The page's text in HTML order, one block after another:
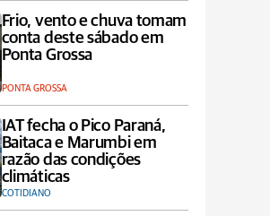
Frio, vento e chuva tomam
conta deste sábado em
Ponta Grossa
PONTA GROSSA
IAT fecha o Pico Paraná,
Baitaca e Marumbi em
razão das condições
climáticas
COTIDIANO